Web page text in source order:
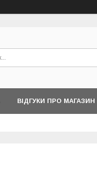
ВІДГУКИ ПРО МАГАЗИН